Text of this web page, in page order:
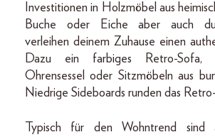
Investitionen in Holzmöbel aus
Buche oder Eiche aber auch
verleihen deinem Zuhause einen
Dazu ein farbiges Retro-Sofa,
Ohrensessel oder Sitzmöbeln aus
Niedrige Sideboards runden das
Typisch für den Wohntrend